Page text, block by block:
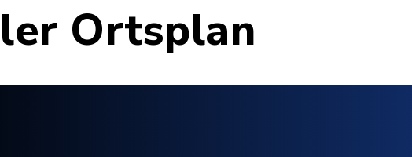
Ortsplan